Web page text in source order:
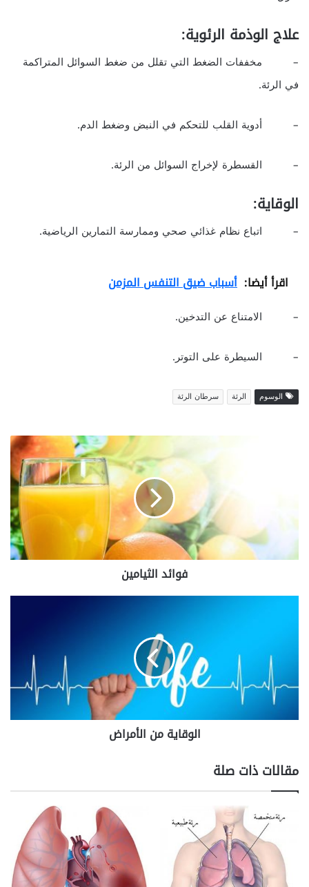
علاج الوذمة الرئوية:
– مخففات الضغط التي تقلل من ضغط السوائل المتراكمة
في الرئة.
– أدوية القلب للتحكم في النبض وضغط الدم.
– القسطرة لإخراج السوائل من الرئة.
الوقاية:
– اتباع نظام غذائي صحي وممارسة التمارين الرياضية.
اقرأ أيضا: أسباب ضيق التنفس المزمن
– الامتناع عن التدخين.
– السيطرة على التوتر.
الوسوم الرئة سرطان الرئة
فوائد الثيامين
الوقاية من الأمراض
مقالات ذات صلة